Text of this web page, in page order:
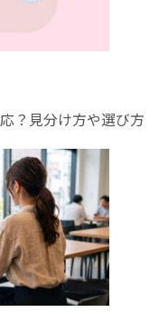
？見分け方や選び方